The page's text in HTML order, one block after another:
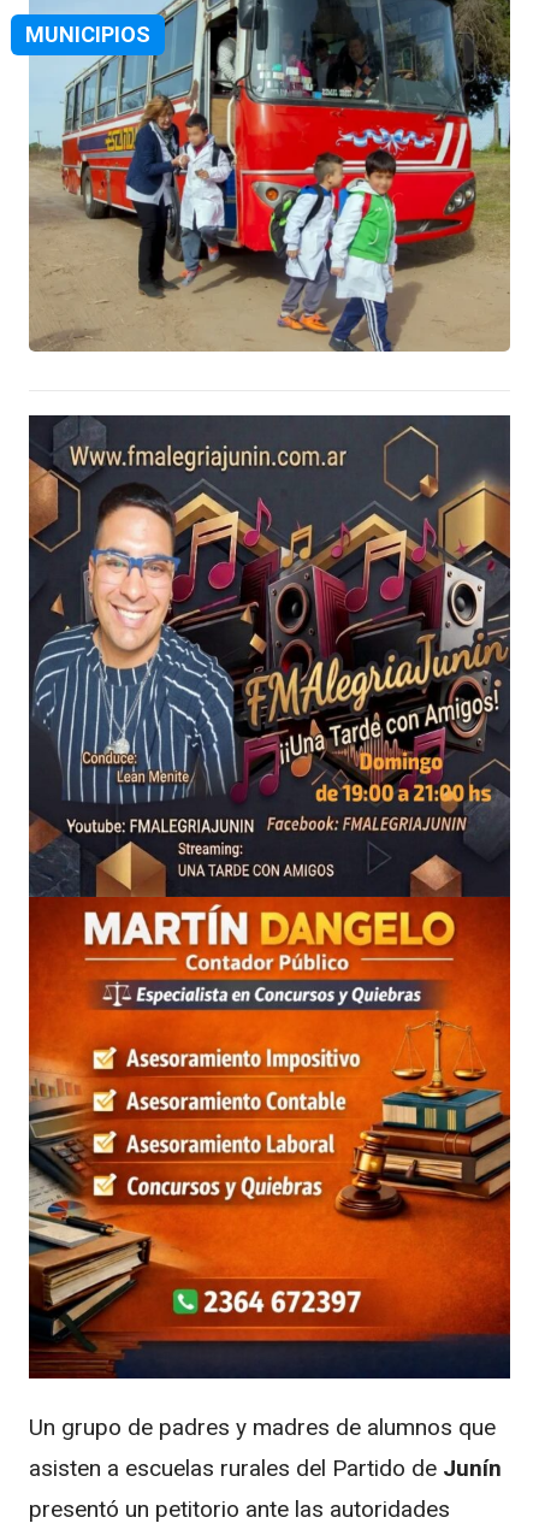
MUNICIPIOS
Un grupo de padres y madres de alumnos que
asisten a escuelas rurales del Partido de Junín
presentó un petitorio ante las autoridades